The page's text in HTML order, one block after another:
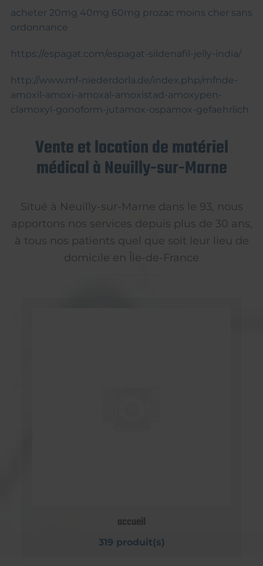
acheter 20mg 40mg 60mg prozac moins cher sans
ordonnance
https://espagat.com/espagat-sildenafil-jelly-india/
http://www.mf-niederdorla.de/index.php/mfnde-
amoxil-amoxi-amoxal-amoxistad-amoxypen-
clamoxyl-gonoform-jutamox-ospamox-gefaehrlich
Vente et location de matériel
médical à Neuilly-sur-Marne
Situé à Neuilly-sur-Marne dans le 93, nous
apportons nos services depuis plus de 30 ans,
à tous nos patients quel que soit leur lieu de
domicile en Île-de-France
accueil
319 produit(s)